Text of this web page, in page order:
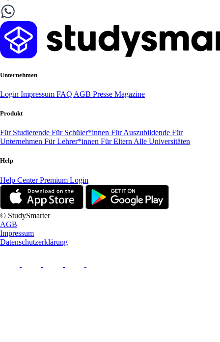
Unternehmen
Login Impressum FAQ AGB Presse Magazine
Produkt
Für Studierende Für Schüler*innen Für Auszubildende Für
Unternehmen Für Lehrer*innen Für Eltern Alle Universitäten
Help
Help CenterPremium Login
© StudySmarter
AGB
Impressum
Datenschutzerklärung